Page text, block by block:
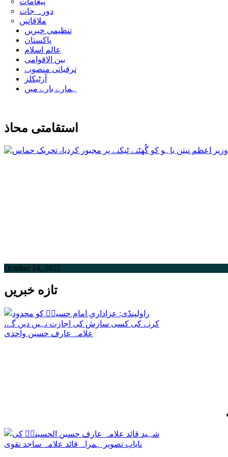
دورہ جات
ملاقاتیں
تنظیمی خبریں
پاکستان
عالم اسلام
بین الاقوامی
ترقیاتی منصوبے
آرٹیکلز
ہمارے بارے میں
استقامتی محاذ
October 14, 2025
تازه خبریں